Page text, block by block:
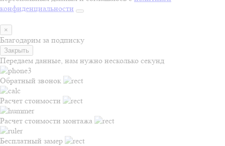
конфиденциальности
×
Благодарим за подписку
Закрыть
Передаем данные, нам нужно несколько секунд
Обратный звонок
Расчет стоимости
Расчет стоимости монтажа
Бесплатный замер